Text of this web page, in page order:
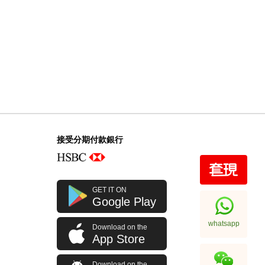
接受分期付款銀行
GET IT ON
Google Play
Download on the
App Store
whatsapp